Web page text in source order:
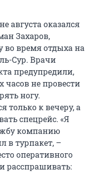
августа оказался
Захаров,
время отдыха на
Сур. Врачи
предупредили,
часов не провести
ногу.
к вечеру, а
спецрейс. «Я
компанию
в турпакет, –
оперативного
расспрашивать: